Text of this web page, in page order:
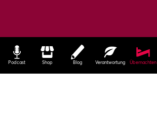
Podcast Shop Blog Verantwortung Übernachten